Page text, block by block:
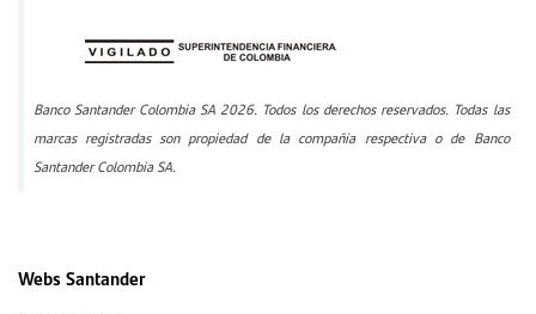
Banco Santander Colombia SA 2026. Todos los derechos reservados. Todas las
marcas registradas son propiedad de la compañía respectiva o de Banco
Santander Colombia SA.
Webs Santander